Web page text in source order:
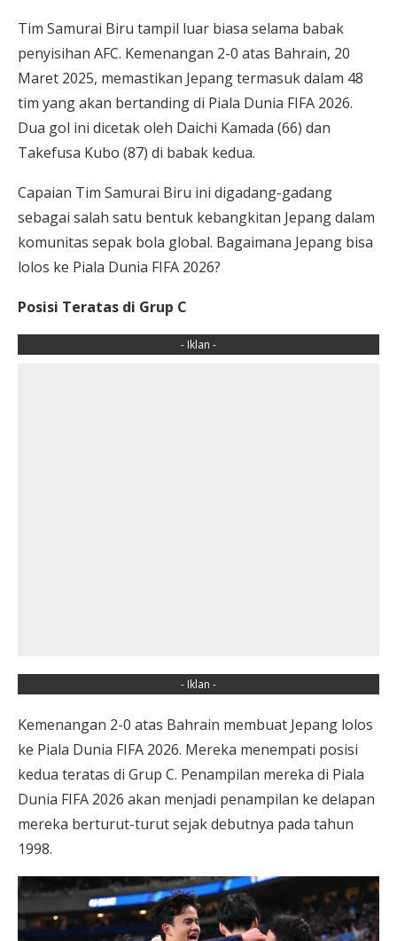
Tim Samurai Biru tampil luar biasa selama babak
penyisihan AFC. Kemenangan 2-0 atas Bahrain, 20
Maret 2025, memastikan Jepang termasuk dalam 48
tim yang akan bertanding di Piala Dunia FIFA 2026.
Dua gol ini dicetak oleh Daichi Kamada (66) dan
Takefusa Kubo (87) di babak kedua.
Capaian Tim Samurai Biru ini digadang-gadang
sebagai salah satu bentuk kebangkitan Jepang dalam
komunitas sepak bola global. Bagaimana Jepang bisa
lolos ke Piala Dunia FIFA 2026?
Posisi Teratas di Grup C
- Iklan -
- Iklan -
Kemenangan 2-0 atas Bahrain membuat Jepang lolos
ke Piala Dunia FIFA 2026. Mereka menempati posisi
kedua teratas di Grup C. Penampilan mereka di Piala
Dunia FIFA 2026 akan menjadi penampilan ke delapan
mereka berturut-turut sejak debutnya pada tahun
1998.